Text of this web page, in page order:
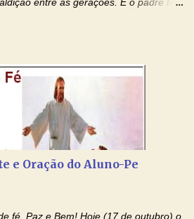
Tenham um lindo fim de semana na
amor de Maria Santíssima. Adriana-
acessar: Facebook Padre Marcelo
Rossi (para ouvir o Momento de Fé)
no poder de Seu Nome, peço
as raízes da minha árvore
de Jesus, purificador e vivificante,
e Oração do Aluno-Pe
fé. Paz e Bem! Hoje (17 de outubro) o